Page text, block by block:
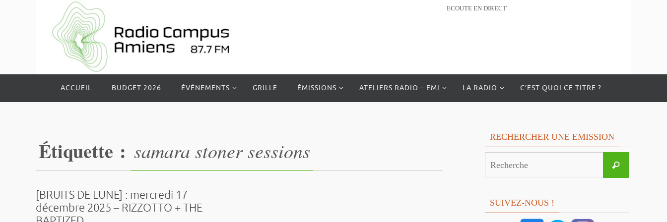
ECOUTE EN DIRECT
le
ACCUEIL BUDGET 2026 ÉVÉNEMENTS GRILLE ÉMISSIONS ATELIERS RADIO – EMI LA RADIO C’EST QUOI CE TITRE ?
Étiquette : samara stoner sessions
[BRUITS DE LUNE] : mercredi 17
décembre 2025 – RIZZOTTO + THE
RECHERCHER UNE EMISSION
Recherche
SUIVEZ-NOUS !